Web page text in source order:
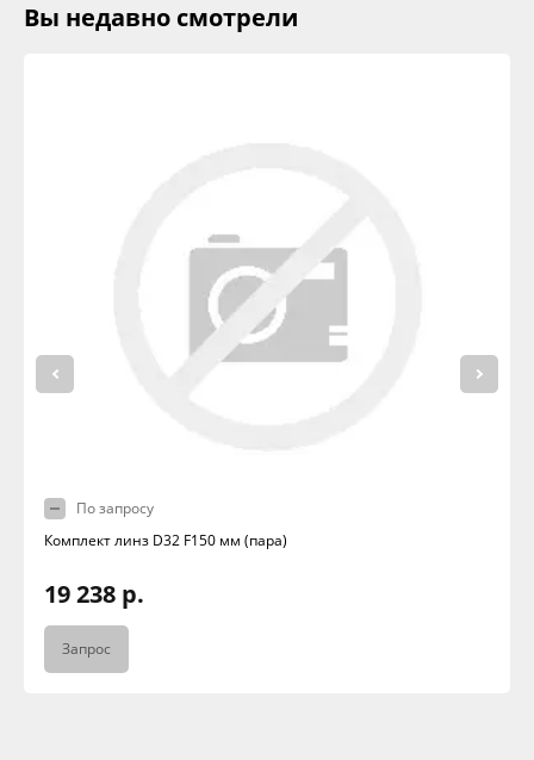
Вы недавно смотрели
По запросу
Комплект линз D32 F150 мм (пара)
19 238 р.
Запрос